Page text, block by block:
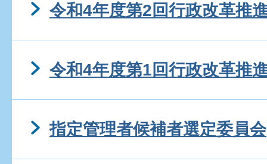
令和4年度第2回行政改革推
令和4年度第1回行政改革推
指定管理者候補者選定委員会